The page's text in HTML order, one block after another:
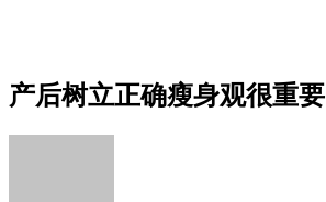
产后树立正确瘦身观很重要